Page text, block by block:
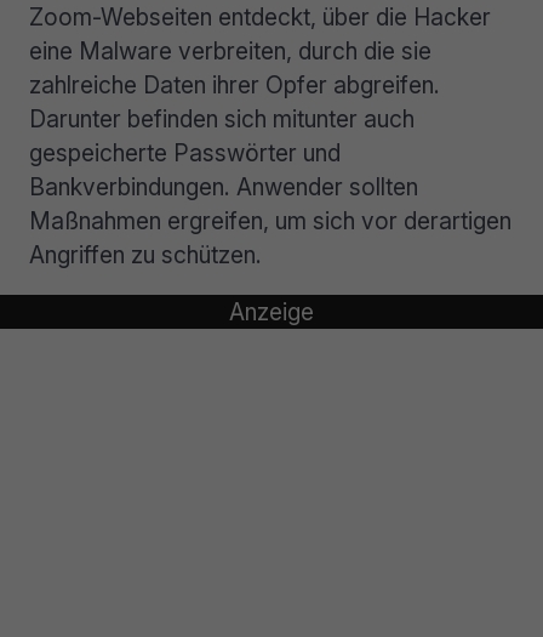
Zoom-Webseiten entdeckt, über die Hacker
eine Malware verbreiten, durch die sie
zahlreiche Daten ihrer Opfer abgreifen.
Darunter befinden sich mitunter auch
gespeicherte Passwörter und
Bankverbindungen. Anwender sollten
Maßnahmen ergreifen, um sich vor derartigen
Angriffen zu schützen.